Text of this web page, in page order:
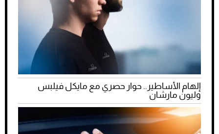
إلهام الأساطير.. حوار حصري مع مايكل فيلبس
وليون مارشان